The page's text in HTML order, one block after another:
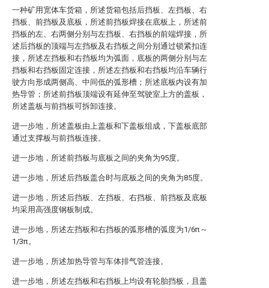
一种矿用宽体车货箱，所述货箱包括后挡板、左挡板、右
挡板、前挡板及底板，所述前挡板焊接在底板上，所述前
挡板的左、右两侧分别与左挡板、右挡板的前端焊接，所
述后挡板的顶端与左挡板及右挡板之间分别通过锁紧扣连
接，所述左挡板和右挡板均为弧面，底板的两侧分别与左
挡板和右挡板固定连接，所述左挡板和右挡板均沿车辆行
驶方向形成两侧高、中间低的弧形槽；所述底板内设有加
热导管；所述前挡板顶端设有延伸至驾驶室上方的盖板，
所述盖板与前挡板可拆卸连接。
进一步地，所述盖板由上盖板和下盖板组成，下盖板底部
通过支撑板与前挡板连接。
进一步地，所述前挡板与底板之间的夹角为95度。
进一步地，所述后挡板盖合时与底板之间的夹角为85度。
进一步地，所述后挡板、左挡板、右挡板、前挡板及底板
均采用高强度钢板制成。
进一步地，所述左挡板和右挡板的弧形槽的弧度为1/6π～
1/3π。
进一步地，所述加热导管与车体排气管连接。
进一步地，所述左挡板和右挡板上均设有轮胎挡板，且盖